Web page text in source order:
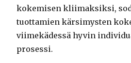
kokemisen kliimaksiksi,
tuottamien kärsimysten
viimekädessä hyvin
prosessi.